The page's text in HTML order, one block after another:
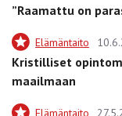
”Raamattu on
Elämäntaito
Kristilliset
maailmaan
Elämäntaito